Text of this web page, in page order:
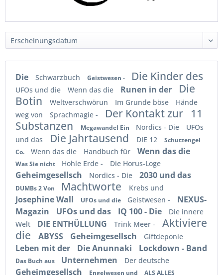
Die Schwarzbuch Geistwesen - Die Kinder des
UFOs und die Wenn das die Runen in der
Die
Botin
Weltverschwörun Im Grunde böse
Hände
weg von
Sprachmagie - Der Kontakt zur
11
Substanzen
Megawandel Ein Nordics - Die
UFOs
und das
Die Jahrtausend DIE 12
Schutzengel
Co.
Wenn das die Handbuch für Wenn das die
Was Sie nicht Hohle Erde - Die Horus-Loge
Geheimgesellsch Nordics - Die 2030 und das
DUMBs 2 Von Machtworte Krebs und
Josephine Wall UFOs und die Geistwesen -
NEXUS-
Magazin
UFOs und das IQ 100 - Die
Die innere
Welt
DIE ENTHÜLLUNG Trink Meer -
Aktiviere
die
ABYSS Geheimgesellsch Giftdeponie
Leben mit der Die Anunnaki Lockdown - Band
Das Buch aus Unternehmen Der deutsche
Geheimgesellsch Engelwesen und ALS ALLES